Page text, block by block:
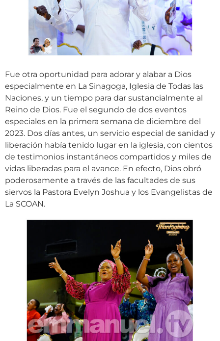
Fue otra oportunidad para adorar y alabar a Dios
especialmente en La Sinagoga, Iglesia de Todas las
Naciones, y un tiempo para dar sustancialmente al
Reino de Dios. Fue el segundo de dos eventos
especiales en la primera semana de diciembre del
2023. Dos días antes, un servicio especial de sanidad y
liberación había tenido lugar en la iglesia, con cientos
de testimonios instantáneos compartidos y miles de
vidas liberadas para el avance. En efecto, Dios obró
poderosamente a través de las facultades de sus
siervos la Pastora Evelyn Joshua y los Evangelistas de
La SCOAN.